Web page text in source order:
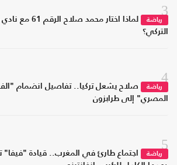
3
رياضة
لماذا اختار محمد صلاح
التركي؟
4
رياضة
صلاح يشعل تركيا.. تفاصيل انضمام
المصري" إلى طرابزون
5
رياضة
اجتماع طارئ في المغرب.. قيادة "فيفا"